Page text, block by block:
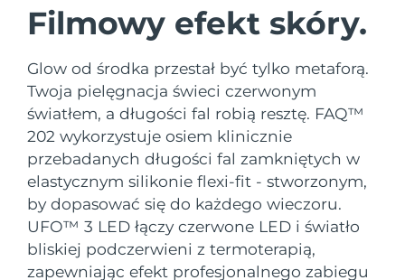
Filmowy efekt skóry.
Glow od środka przestał być tylko metaforą.
Twoja pielęgnacja świeci czerwonym
światłem, a długości fal robią resztę. FAQ™
202 wykorzystuje osiem klinicznie
przebadanych długości fal zamkniętych w
elastycznym silikonie flexi-fit - stworzonym,
by dopasować się do każdego wieczoru.
UFO™ 3 LED łączy czerwone LED i światło
bliskiej podczerwieni z termoterapią,
zapewniając efekt profesjonalnego zabiegu
POPULARNY
Specjalne oferty Bestsellery
Terapia czerwonym światłem
Oczekiwany czas dostawy
Australia
Oczekiwany czas dostawy
8/13/26
Francja
8/10/26
Niemcy
Oczekiwany czas dostawy
8/10/26
Kanada
Oczekiwany czas dostawy
8/14/26